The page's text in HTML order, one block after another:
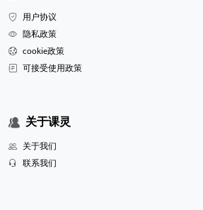
用户协议
隐私政策
cookie政策
可接受使用政策
关于课灵
关于我们
联系我们